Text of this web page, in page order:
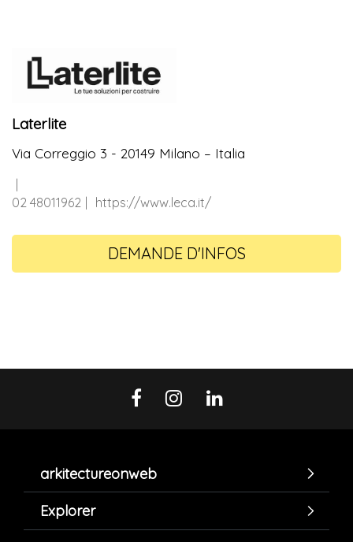
Laterlite
Via Correggio 3 - 20149 Milano – Italia
02 48011962 https://www.leca.it/
DEMANDE D'INFOS
arkitectureonweb
Explorer